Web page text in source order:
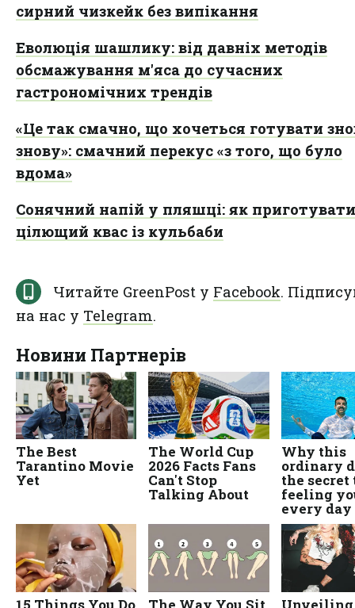
сирний чизкейк без випікання
Еволюція шашлику: від давніх методів
обсмажування м'яса до сучасних
гастрономічних трендів
«Це так смачно, що хочеться готувати
знову»: смачний перекус «з того, що було
вдома»
Сонячний напій у пляшці: як приготувати
цілющий квас із кульбаби
Читайте GreenPost у Facebook.
на нас у Telegram.